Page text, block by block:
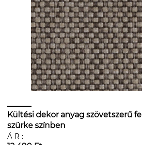
Kültési dekor anyag szövetszerű
szürke színben
ÁR: